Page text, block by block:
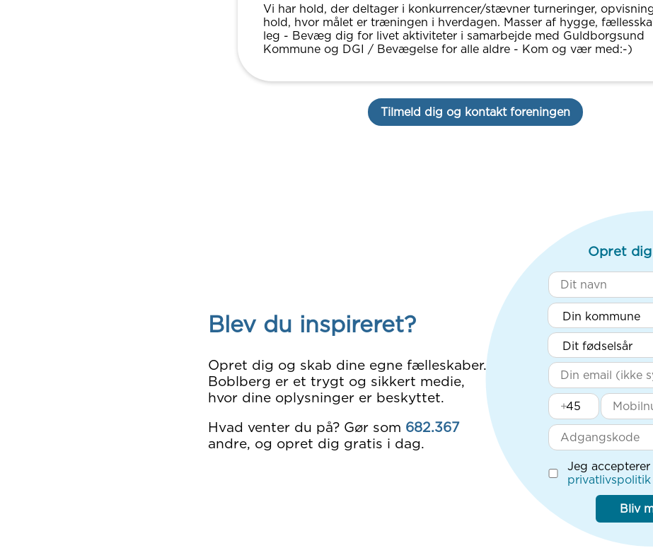
Vi har hold, der deltager i konkurrencer/stævner turneringer,
hold, hvor målet er træningen i hverdagen. Masser af hygge,
leg - Bevæg dig for livet aktiviteter i samarbejde med Guldborgsund
Kommune og DGI / Bevægelse for alle aldre - Kom og vær med:-)
Tilmeld dig og kontakt foreningen
Blev du inspireret?
Opret dig og skab dine egne fælleskaber.
Boblberg er et trygt og sikkert medie,
hvor dine oplysninger er beskyttet.
Hvad venter du på? Gør som 682.367
andre, og opret dig gratis i dag.
Opret
+
Jeg
privatlivspolitik
Bliv